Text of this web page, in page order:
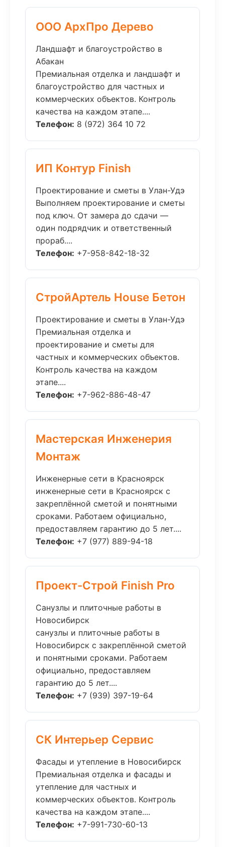
ООО АрхПро Дерево
Ландшафт и благоустройство в
Абакан
Премиальная отделка и ландшафт и
благоустройство для частных и
коммерческих объектов. Контроль
качества на каждом этапе....
Телефон: 8 (972) 364 10 72
ИП Контур Finish
Проектирование и сметы в Улан-Удэ
Выполняем проектирование и сметы
под ключ. От замера до сдачи —
один подрядчик и ответственный
прораб....
Телефон: +7-958-842-18-32
СтройАртель House Бетон
Проектирование и сметы в Улан-Удэ
Премиальная отделка и
проектирование и сметы для
частных и коммерческих объектов.
Контроль качества на каждом
этапе....
Телефон: +7-962-886-48-47
Мастерская Инженерия
Монтаж
Инженерные сети в Красноярск
инженерные сети в Красноярск с
закреплённой сметой и понятными
сроками. Работаем официально,
предоставляем гарантию до 5 лет....
Телефон: +7 (977) 889-94-18
Проект-Строй Finish Pro
Санузлы и плиточные работы в
Новосибирск
санузлы и плиточные работы в
Новосибирск с закреплённой сметой
и понятными сроками. Работаем
официально, предоставляем
гарантию до 5 лет....
Телефон: +7 (939) 397-19-64
СК Интерьер Сервис
Фасады и утепление в Новосибирск
Премиальная отделка и фасады и
утепление для частных и
коммерческих объектов. Контроль
качества на каждом этапе....
Телефон: +7-991-730-60-13